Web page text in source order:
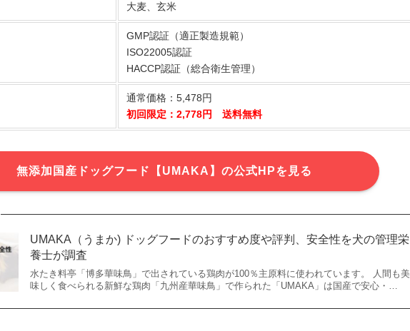
大麦、玄米
GMP認証（適正製造規範）
ISO22005認証
HACCP認証（総合衛生管理）
通常価格：5,478円
初回限定：2,778円 送料無料
無添加国産ドッグフード【UMAKA】の公式HPを見る
UMAKA（うまか) ドッグフードのおすすめ度や評判、安全性を犬の管理栄
養士が調査
水たき料亭「博多華味鳥」で出されている鶏肉が100％主原料に使われています。 人間も美
味しく食べられる新鮮な鶏肉「九州産華味鳥」で作られた「UMAKA」は国産で安心・…